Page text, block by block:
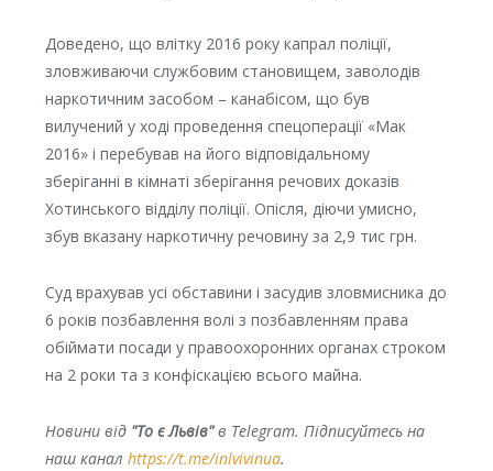
Доведено, що влітку 2016 року капрал поліції,
зловживаючи службовим становищем, заволодів
наркотичним засобом – канабісом, що був
вилучений у ході проведення спецоперації «Мак
2016» і перебував на його відповідальному
зберіганні в кімнаті зберігання речових доказів
Хотинського відділу поліції. Опісля, діючи умисно,
збув вказану наркотичну речовину за 2,9 тис грн.
Суд врахував усі обставини і засудив зловмисника до
6 років позбавлення волі з позбавленням права
обіймати посади у правоохоронних органах строком
на 2 роки та з конфіскацією всього майна.
Новини від "То є Львів"в Telegram. Підписуйтесь на
наш канал https://t.me/inlvivinua.